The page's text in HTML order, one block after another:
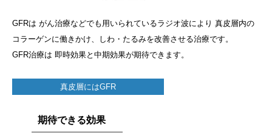
GFRは がん治療などでも用いられているラジオ波により 真皮層内の
コラーゲンに働きかけ、しわ・たるみを改善させる治療です。
GFR治療は 即時効果と中期効果が期待できます。
真皮層にはGFR
期待できる効果